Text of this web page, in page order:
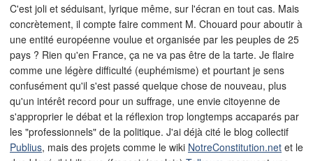
C'est joli et séduisant, lyrique même, sur l'écran en tout cas. Mais
concrètement, il compte faire comment M. Chouard pour aboutir à
une entité européenne voulue et organisée par les peuples de 25
pays ? Rien qu'en France, ça ne va pas être de la tarte. Je flaire
comme une légère difficulté (euphémisme) et pourtant je sens
confusément qu'il s'est passé quelque chose de nouveau, plus
qu'un intérêt record pour un suffrage, une envie citoyenne de
s'approprier le débat et la réflexion trop longtemps accaparés par
les "professionnels" de la politique. J'ai déjà cité le blog collectif
Publius, mais des projets comme le wiki NotreConstitution.net et le